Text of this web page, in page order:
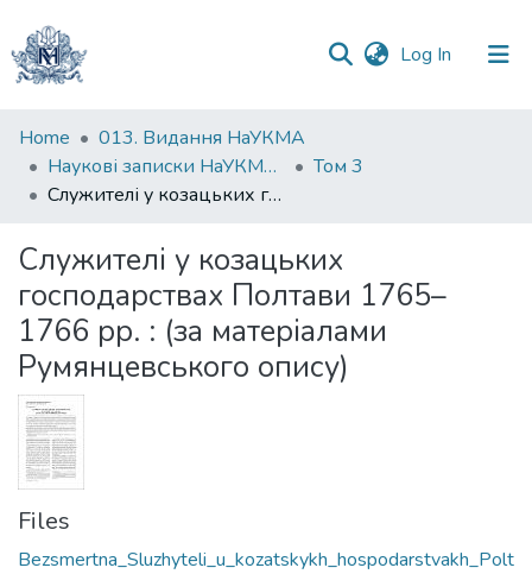
Log In (current)
Communities
&
Collections
Statistics
Home
013. Видання НаУКМА
Наукові записки НаУКМА. Історичні науки
Том 3
Cлужителі у козацьких господарствах Полтави 1765–1766 рр. : (за матеріалами Румянцевського опису)
Cлужителі у козацьких
господарствах Полтави 1765–
1766 рр. : (за матеріалами
Румянцевського опису)
Files
Bezsmertna_Sluzhyteli_u_kozatskykh_hospodarstvakh_Polt